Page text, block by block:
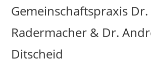
Gemeinschaftspraxis Dr.
Radermacher & Dr.
Ditscheid